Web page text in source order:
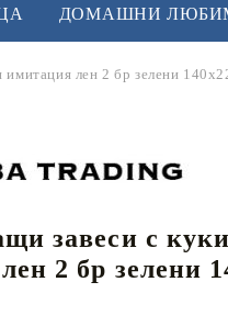
и софтбол
и лакрос
ДОМАШНИ
имитация лен 2 бр зелени
завеси с куки
2 бр зелени